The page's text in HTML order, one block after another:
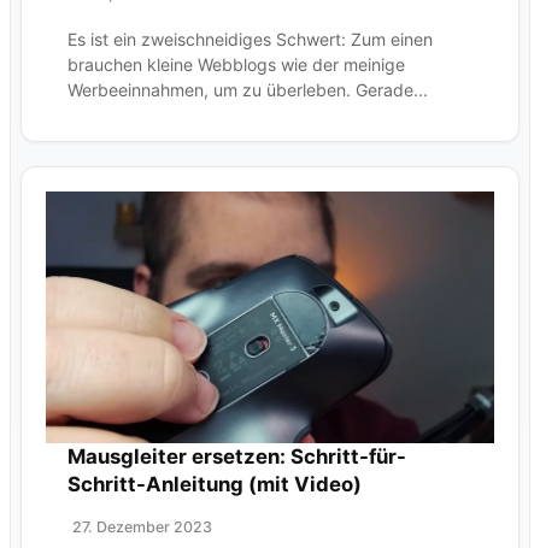
Es ist ein zweischneidiges Schwert: Zum einen
brauchen kleine Webblogs wie der meinige
Werbeeinnahmen, um zu überleben. Gerade...
Mausgleiter ersetzen: Schritt-für-
Schritt-Anleitung (mit Video)
27. Dezember 2023